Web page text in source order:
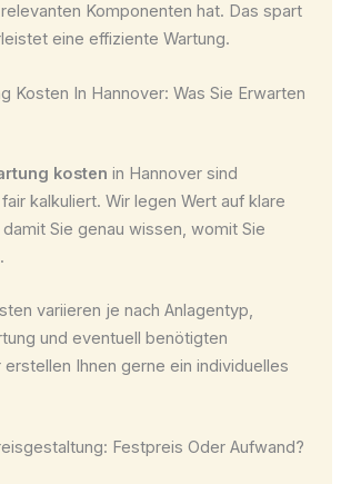
Komponenten hat. Das spart
eine effiziente Wartung.
Kosten In Hannover: Was Sie Erwarten
kosten in Hannover sind
kalkuliert. Wir legen Wert auf klare
Sie genau wissen, womit Sie
variieren je nach Anlagentyp,
und eventuell benötigten
erstellen Ihnen gerne ein individuelles
Festpreis Oder Aufwand?